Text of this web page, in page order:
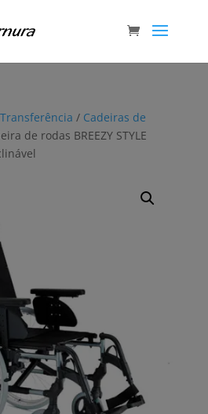
/ Cadeiras de
de rodas BREEZY STYLE